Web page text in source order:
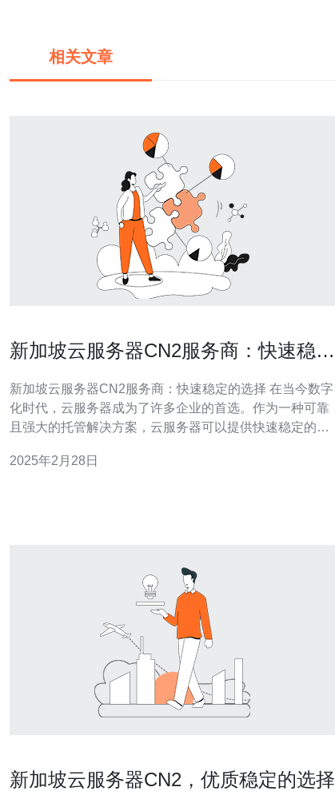
相关文章
新加坡云服务器CN2服务商：快速稳定
新加坡云服务器CN2服务商：快速稳定的选择 在当今数字
化时代，云服务器成为了许多企业的首选。作为一种可靠
且强大的托管解决方案，云服务器可以提供快速稳定的服
务商，它们以其出色的性能和可靠性受到了广泛的认可。
2025年2月28日
新加坡云服务器CN2，优质稳定的选择